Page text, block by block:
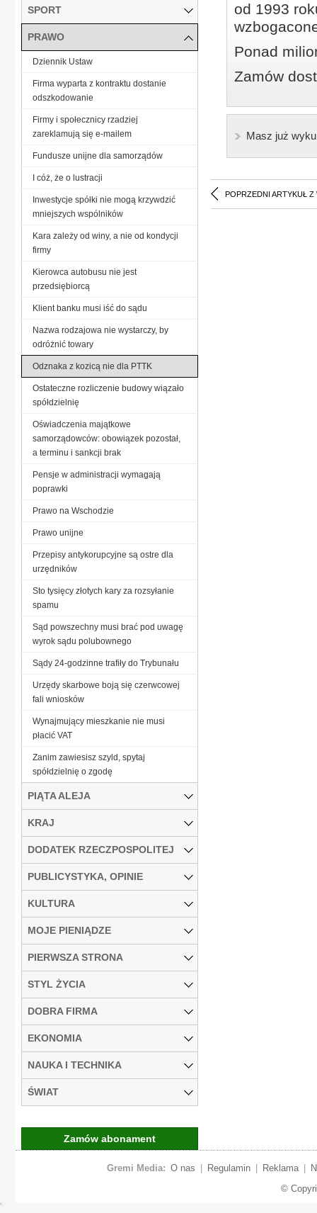
od 1993
Ponad
Zamów
Masz już
POPRZEDNI ARTYKUŁ Z
SPORT
PRAWO
Dziennik Ustaw
Firma wyparta z kontraktu dostanie
odszkodowanie
Firmy i społecznicy rzadziej
zareklamują się e-mailem
Fundusze unijne dla samorządów
I cóż, że o lustracji
Inwestycje spółki nie mogą krzywdzić
mniejszych wspólników
Kara zależy od winy, a nie od kondycji
firmy
Kierowca autobusu nie jest
przedsiębiorcą
Klient banku musi iść do sądu
Nazwa rodzajowa nie wystarczy, by
odróżnić towary
Odznaka z kozicą nie dla PTTK
Ostateczne rozliczenie budowy wiązało
spółdzielnię
Oświadczenia majątkowe
samorządowców: obowiązek pozostał,
a terminu i sankcji brak
Pensje w administracji wymagają
poprawki
Prawo na Wschodzie
Prawo unijne
Przepisy antykorupcyjne są ostre dla
urzędników
Sto tysięcy złotych kary za rozsyłanie
spamu
Sąd powszechny musi brać pod uwagę
wyrok sądu polubownego
Sądy 24-godzinne trafiły do Trybunału
Urzędy skarbowe boją się czerwcowej
fali wniosków
Wynajmujący mieszkanie nie musi
płacić VAT
Zanim zawiesisz szyld, spytaj
spółdzielnię o zgodę
PIĄTA ALEJA
KRAJ
DODATEK RZECZPOSPOLITEJ
PUBLICYSTYKA, OPINIE
KULTURA
MOJE PIENIĄDZE
PIERWSZA STRONA
STYL ŻYCIA
DOBRA FIRMA
EKONOMIA
NAUKA I TECHNIKA
ŚWIAT
Zamów abonament
Gremi Media: O nas Regulamin Reklama
©